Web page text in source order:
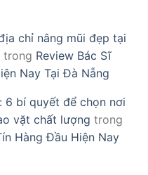
chỉ nâng mũi đẹp tại
trong Review Bác Sĩ
Nay Tại Đà Nẵng
6 bí quyết để chọn nơi
vặt chất lượng trong
Hàng Đầu Hiện Nay